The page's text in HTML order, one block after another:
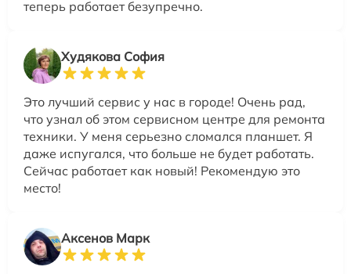
теперь работает безупречно.
Худякова София
Это лучший сервис у нас в городе! Очень рад,
что узнал об этом сервисном центре для ремонта
техники. У меня серьезно сломался планшет. Я
даже испугался, что больше не будет работать.
Сейчас работает как новый! Рекомендую это
место!
Аксенов Марк